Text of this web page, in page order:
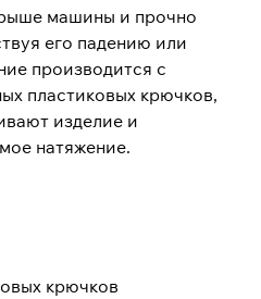
машины и прочно
его падению или
производится с
пластиковых крючков,
изделие и
натяжение.
крючков